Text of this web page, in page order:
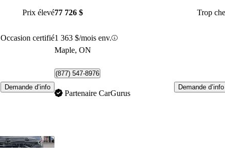
Prix élevé
Occasion certifié
Demande d’info
77 726 $ Trop
1 363 $/mois env.
Maple, ON
(877) 547-8976
Partenaire CarGurus
Demande d’info
Enregistrer cette annonce